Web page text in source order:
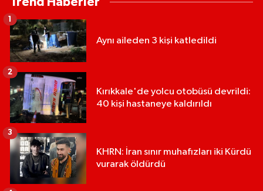
Aynı aileden 3 kişi katledildi
1
Kırıkkale'de yolcu otobüsü devrildi:
40 kişi hastaneye kaldırıldı
2
KHRN: İran sınır muhafızları iki Kürdü
vurarak öldürdü
3